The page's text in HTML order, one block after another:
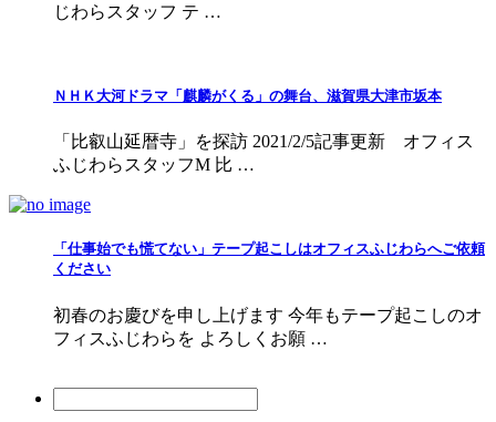
じわらスタッフ テ …
ＮＨＫ大河ドラマ「麒麟がくる」の舞台、滋賀県大津市坂本
「比叡山延暦寺」を探訪 2021/2/5記事更新 オフィス
ふじわらスタッフM 比 …
「仕事始でも慌てない」テープ起こしはオフィスふじわらへご依頼
ください
初春のお慶びを申し上げます 今年もテープ起こしのオ
フィスふじわらを よろしくお願 …